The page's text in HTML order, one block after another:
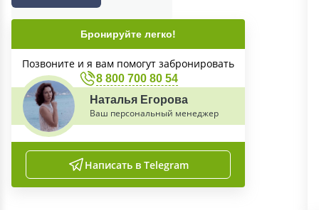
Бронируйте легко!
Позвоните и я вам помогут забронировать
8 800 700 80 54
Наталья Егорова
Ваш персональный менеджер
Написать в Telegram